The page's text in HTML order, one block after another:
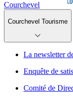
Courchevel
Courchevel Tourisme
La newsletter
Enquête de
Comité de